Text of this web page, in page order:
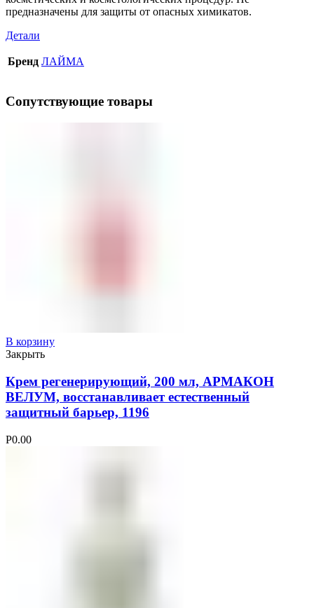
предназначены для защиты от опасных химикатов.
Детали
Бренд ЛАЙМА
Сопутствующие товары
В корзину
Закрыть
Крем регенерирующий, 200 мл, АРМАКОН
ВЕЛУМ, восстанавливает естественный
защитный барьер, 1196
Р0.00